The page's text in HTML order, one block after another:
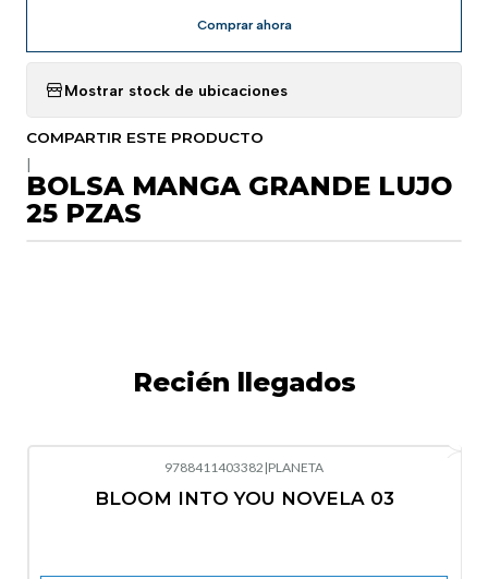
Comprar ahora
Mostrar stock de ubicaciones
COMPARTIR ESTE PRODUCTO
BOLSA MANGA GRANDE LUJO
25 PZAS
Recién llegados
Nuevo
9788411403382 |PLANETA
BLOOM INTO YOU NOVELA 03